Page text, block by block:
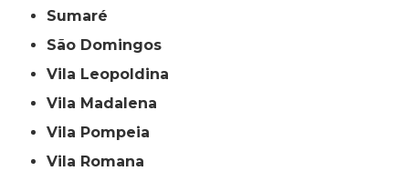
Sumaré
São Domingos
Vila Leopoldina
Vila Madalena
Vila Pompeia
Vila Romana